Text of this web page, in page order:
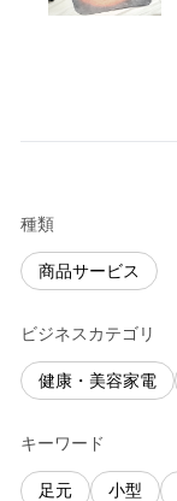
種類
商品サービス
ビジネスカテゴリ
健康・美容家電
キーワード
足元 小型